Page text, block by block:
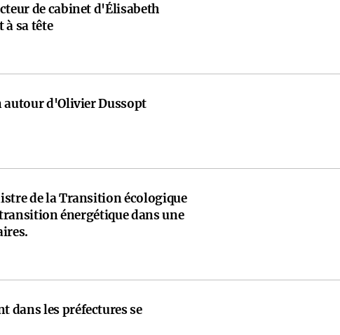
de cabinet d'Élisabeth
sa tête
autour d'Olivier Dussopt
de la Transition écologique
énergétique dans une
dans les préfectures se